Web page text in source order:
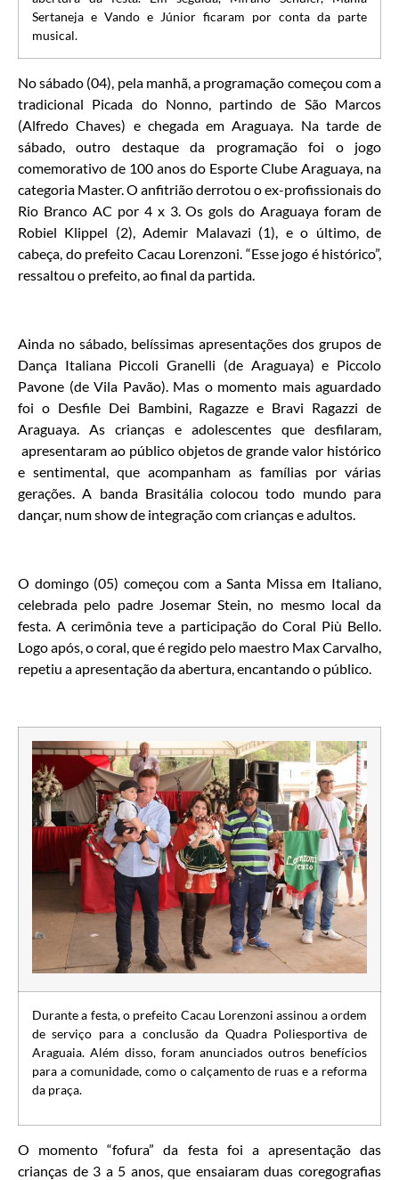
Sertaneja e Vando e Júnior ficaram por conta da parte
musical.
No sábado (04), pela manhã, a programação começou com a
tradicional Picada do Nonno, partindo de São Marcos
(Alfredo Chaves) e chegada em Araguaya. Na tarde de
sábado, outro destaque da programação foi o jogo
comemorativo de 100 anos do Esporte Clube Araguaya, na
categoria Master. O anfitrião derrotou o ex-profissionais do
Rio Branco AC por 4 x 3. Os gols do Araguaya foram de
Robiel Klippel (2), Ademir Malavazi (1), e o último, de
cabeça, do prefeito Cacau Lorenzoni. “Esse jogo é histórico”,
ressaltou o prefeito, ao final da partida.
Ainda no sábado, belíssimas apresentações dos grupos de
Dança Italiana Piccoli Granelli (de Araguaya) e Piccolo
Pavone (de Vila Pavão). Mas o momento mais aguardado
foi o Desfile Dei Bambini, Ragazze e Bravi Ragazzi de
Araguaya. As crianças e adolescentes que desfilaram,
apresentaram ao público objetos de grande valor histórico
e sentimental, que acompanham as famílias por várias
gerações. A banda Brasitália colocou todo mundo para
dançar, num show de integração com crianças e adultos.
O domingo (05) começou com a Santa Missa em Italiano,
celebrada pelo padre Josemar Stein, no mesmo local da
festa. A cerimônia teve a participação do Coral Più Bello.
Logo após, o coral, que é regido pelo maestro Max Carvalho,
repetiu a apresentação da abertura, encantando o público.
Durante a festa, o prefeito Cacau Lorenzoni assinou a ordem
de serviço para a conclusão da Quadra Poliesportiva de
Araguaia. Além disso, foram anunciados outros benefícios
para a comunidade, como o calçamento de ruas e a reforma
da praça.
O momento “fofura” da festa foi a apresentação das
crianças de 3 a 5 anos, que ensaiaram duas coregografias